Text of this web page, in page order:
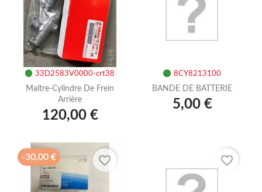
33D2583V0000-crt38
Maître-Cylindre De Frein
Arrière
120,00 €
8CY8213100
BANDE DE BATTERIE
5,00 €
-30,00 € favorite_border favorite_border